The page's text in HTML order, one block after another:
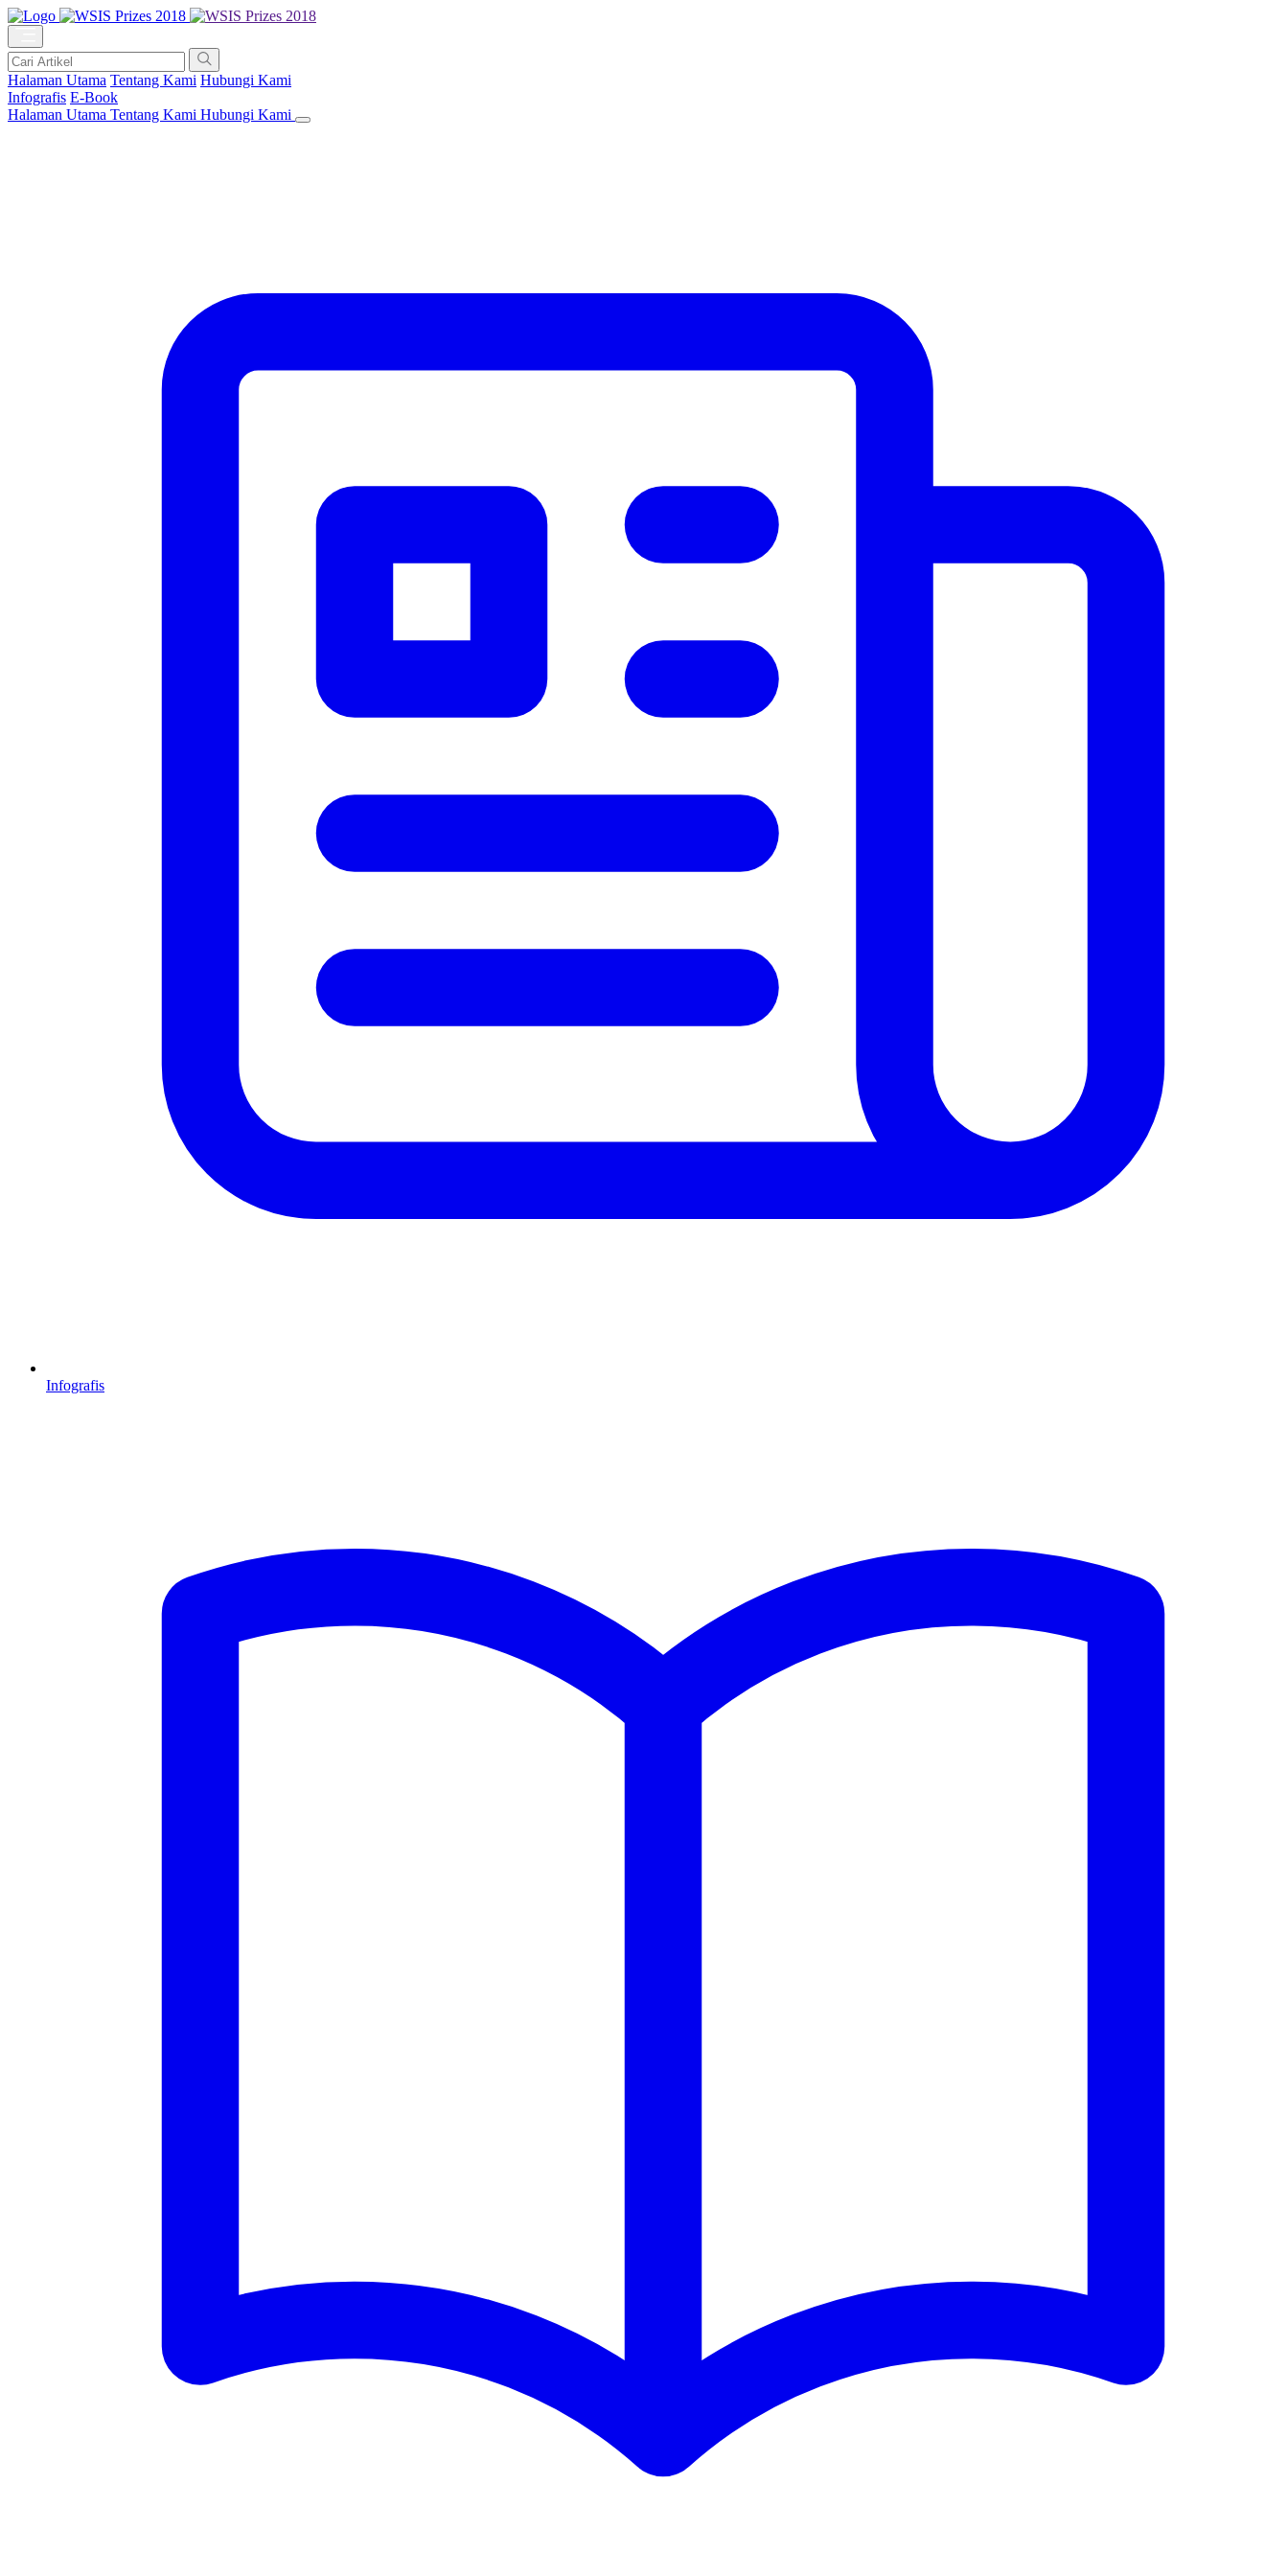
Halaman Utama Tentang Kami Hubungi Kami
Infografis E-Book
Halaman Utama Tentang Kami Hubungi Kami
Infografis